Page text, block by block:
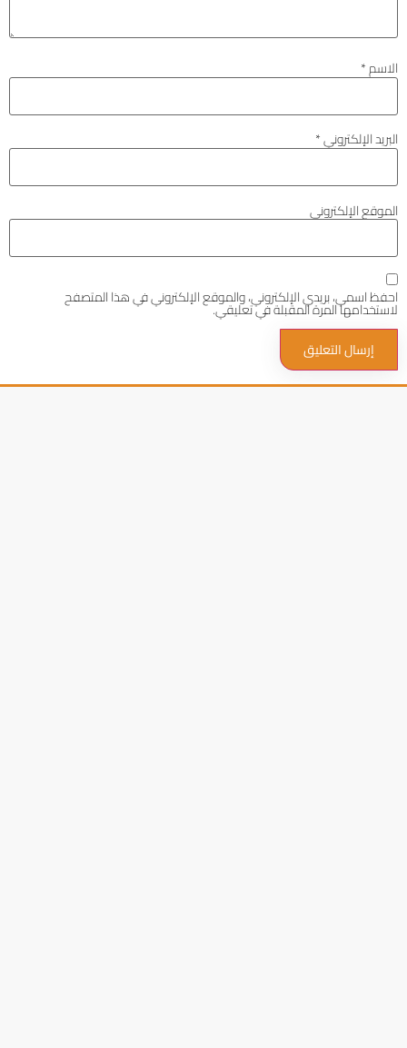
الاسم*
البريد الإلكتروني*
الموقع الإلكتروني
احفظ اسمي، بريدي الإلكتروني، والموقع الإلكتروني في هذا المتصفح
لاستخدامها المرة المقبلة في تعليقي.